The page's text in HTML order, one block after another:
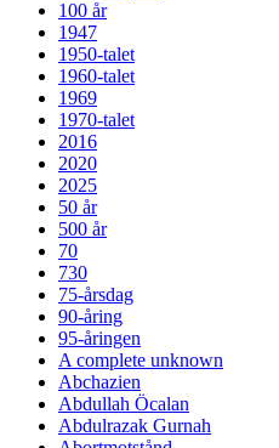
100 år
1947
1950-talet
1960-talet
1969
1970-talet
2016
2020
2025
50 år
500 år
70
730
75-årsdag
90-åring
95-åringen
A complete unknown
Abchazien
Abdullah Öcalan
Abdulrazak Gurnah